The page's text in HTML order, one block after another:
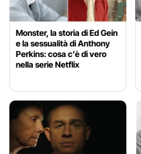
Monster, la storia di Ed Gein
e la sessualità di Anthony
Perkins: cosa c’è di vero
nella serie Netflix